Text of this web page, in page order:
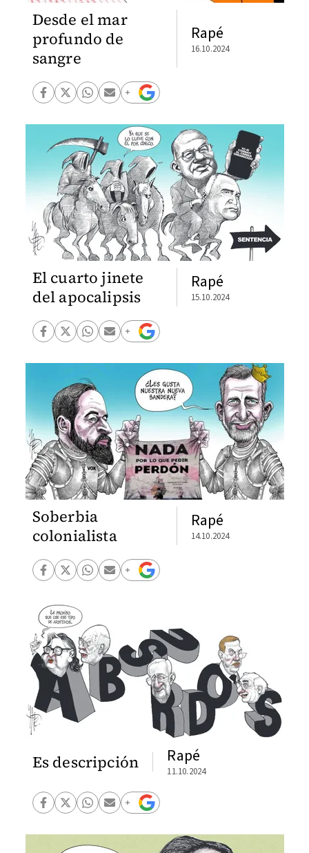
Desde el mar
profundo de
sangre
Rapé
16.10.2024
El cuarto jinete
del apocalipsis
Rapé
15.10.2024
Soberbia
colonialista
Rapé
14.10.2024
Es descripción Rapé
11.10.2024